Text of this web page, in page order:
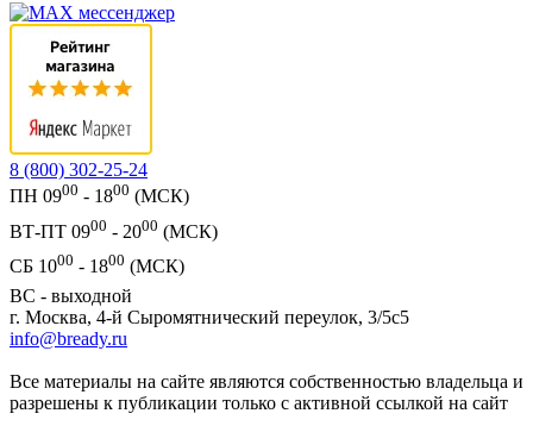
8 (800) 302-25-24
ПН 0900 - 1800 (МСК)
ВТ-ПТ 0900 - 2000 (МСК)
СБ 1000 - 1800 (МСК)
ВС - выходной
г. Москва, 4-й Сыромятнический переулок, 3/5с5
info@bready.ru
Все материалы на сайте являются собственностью владельца и
разрешены к публикации только с активной ссылкой на сайт